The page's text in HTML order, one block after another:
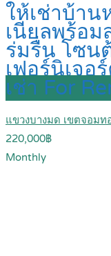
ให้เช่าบ้าน
เนียลพร้อม
ร่มรื่น โซน
เฟอร์นิเจอ
เช่า For
แขวงบางมด เขตจอมท
220,000฿
Monthly